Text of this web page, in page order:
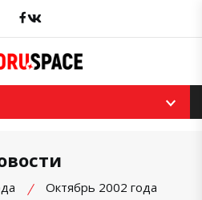
Facebook
Октябрь 2002 года